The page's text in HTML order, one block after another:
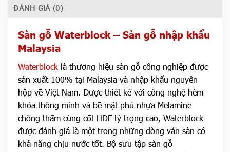
ĐÁNH GIÁ (0)
Sàn gỗ Waterblock – Sàn gỗ nhập khẩu
Malaysia
Waterblock là thương hiệu sàn gỗ công nghiệp được
sản xuất 100% tại Malaysia và nhập khẩu nguyên
hộp về Việt Nam. Được thiết kế với công nghệ hèm
khóa thông minh và bề mặt phủ nhựa Melamine
chống thấm cùng cốt HDF tỷ trọng cao, Waterblock
được đánh giá là một trong những dòng ván sàn có
khả năng chịu nước tốt. Bộ sưu tập sàn gỗ